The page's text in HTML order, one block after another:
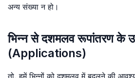
अन्य संख्या न हो।
भिन्न से दशमलव रूपांतरण के
(Applications)
तो, हमें भिन्नों को दशमलव में बदलने की